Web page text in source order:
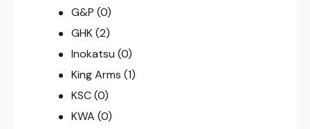
G&P (0)
GHK (2)
Inokatsu (0)
King Arms (1)
KSC (0)
KWA (0)